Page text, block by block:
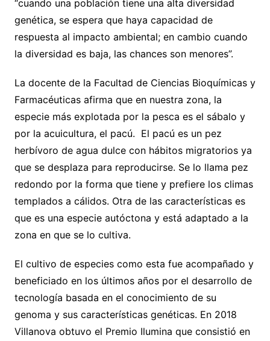
“cuando una población tiene una alta diversidad
genética, se espera que haya capacidad de
respuesta al impacto ambiental; en cambio cuando
la diversidad es baja, las chances son menores”.
La docente de la Facultad de Ciencias Bioquímicas y
Farmacéuticas afirma que en nuestra zona, la
especie más explotada por la pesca es el sábalo y
por la acuicultura, el pacú. El pacú es un pez
herbívoro de agua dulce con hábitos migratorios ya
que se desplaza para reproducirse. Se lo llama pez
redondo por la forma que tiene y prefiere los climas
templados a cálidos. Otra de las características es
que es una especie autóctona y está adaptado a la
zona en que se lo cultiva.
El cultivo de especies como esta fue acompañado y
beneficiado en los últimos años por el desarrollo de
tecnología basada en el conocimiento de su
genoma y sus características genéticas. En 2018
Villanova obtuvo el Premio Ilumina que consistió en